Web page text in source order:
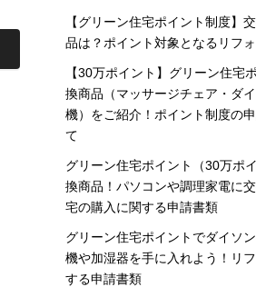
【グリーン住宅ポイント制度】
品は？ポイント対象となるリフ
【30万ポイント】グリーン住宅
換商品（マッサージチェア・ダ
機）をご紹介！ポイント制度の
て
グリーン住宅ポイント（30万ポ
換商品！パソコンや調理家電に
宅の購入に関する申請書類
グリーン住宅ポイントでダイソ
機や加湿器を手に入れよう！リ
する申請書類